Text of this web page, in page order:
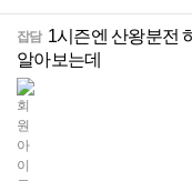
잡담 1시즌엔 산왕분전
알아보는데